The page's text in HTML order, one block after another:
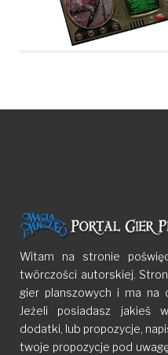
Witam na stronie
twórczości autorskiej.
gier planszowych i ma na
Jeżeli posiadasz jakieś
dodatki, lub propozycje,
twoje propozycje pod